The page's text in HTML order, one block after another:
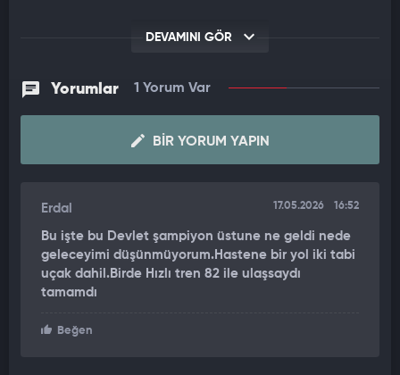
DEVAMINI GÖR
Yorumlar 1 Yorum Var
BIR YORUM YAPIN
Erdal 17.05.2026 16:52
Bu işte bu Devlet şampiyon üstune ne geldi nede
geleceyimi düşünmüyorum.Hastene bir yol iki tabi
uçak dahil.Birde Hızlı tren 82 ile ulaşsaydı
tamamdı
Beğen